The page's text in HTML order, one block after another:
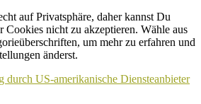
auf Privatsphäre, daher kannst Du
Cookies nicht zu akzeptieren. Wähle aus
um mehr zu erfahren und
änderst.
durch US-amerikanische Diensteanbieter